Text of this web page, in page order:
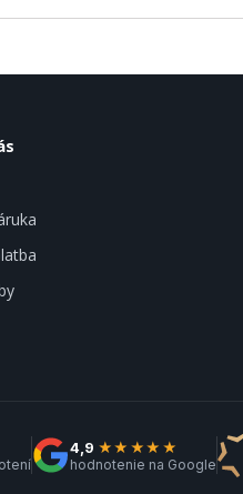
4,9 ★★★★★
hodnotenie na Google